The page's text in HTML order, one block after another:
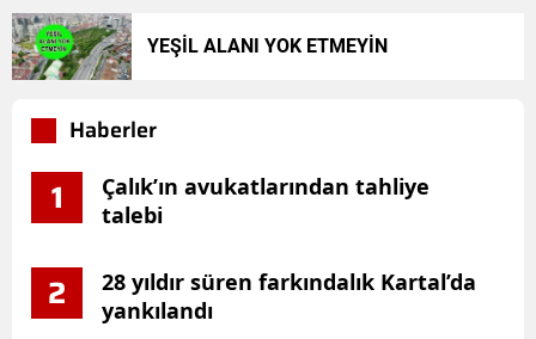
YEŞİL ALANI YOK ETMEYİN
Haberler
1
Çalık’ın avukatlarından tahliye
talebi
2
28 yıldır süren farkındalık Kartal’da
yankılandı